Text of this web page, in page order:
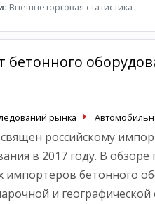
Внешнеторговая статистика
бетонного
рынка
российскому
в 2017 году. В обзоре
импортеров бетонного
и